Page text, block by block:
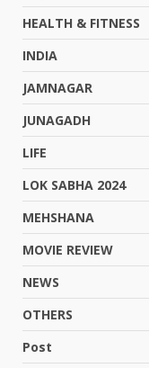
HEALTH & FITNESS
INDIA
JAMNAGAR
JUNAGADH
LIFE
LOK SABHA 2024
MEHSHANA
MOVIE REVIEW
NEWS
OTHERS
Post